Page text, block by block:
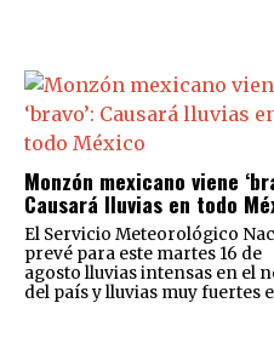
Monzón mexicano viene
Causará lluvias en todo
El Servicio Meteorológico
prevé para este martes 16 de
agosto lluvias intensas en el
del país y lluvias muy fuertes